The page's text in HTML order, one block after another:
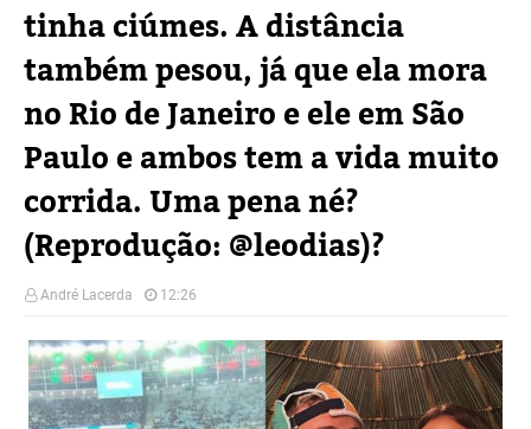
tinha ciúmes. A distância
também pesou, já que ela mora
no Rio de Janeiro e ele em São
Paulo e ambos tem a vida muito
corrida. Uma pena né?
(Reprodução: @leodias)?
André Lacerda 12:26